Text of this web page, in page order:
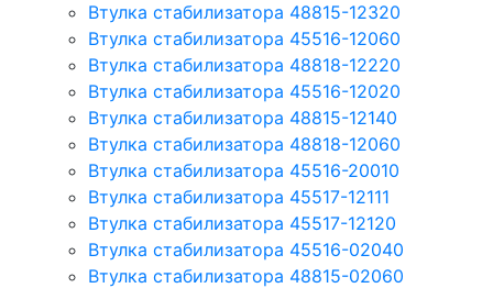
Втулка стабилизатора 48815-12320
Втулка стабилизатора 45516-12060
Втулка стабилизатора 48818-12220
Втулка стабилизатора 45516-12020
Втулка стабилизатора 48815-12140
Втулка стабилизатора 48818-12060
Втулка стабилизатора 45516-20010
Втулка стабилизатора 45517-12111
Втулка стабилизатора 45517-12120
Втулка стабилизатора 45516-02040
Втулка стабилизатора 48815-02060